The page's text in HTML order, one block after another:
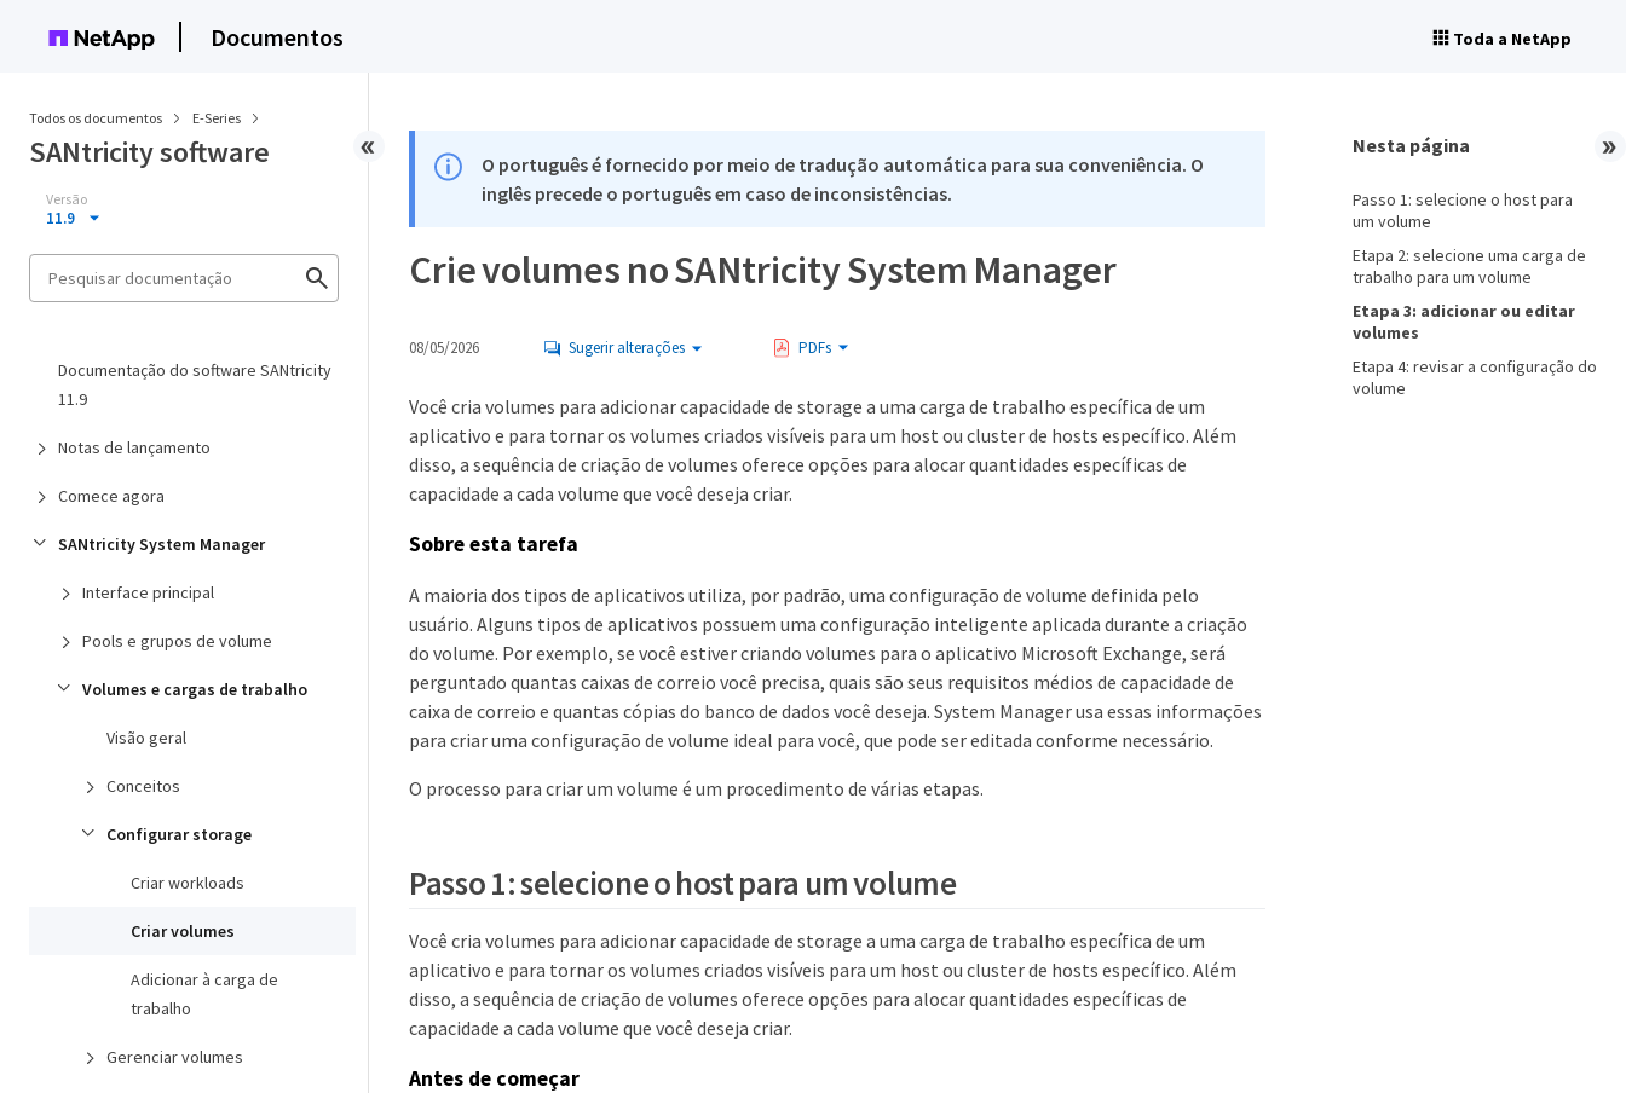
Documentos Toda a NetApp
Todos os documentos E-Series
SANtricity software
Versão
11.9
Documentação do software SANtricity
11.9
Notas de lançamento
Comece agora
SANtricity System Manager
Interface principal
Pools e grupos de volume
Volumes e cargas de trabalho
Visão geral
Conceitos
Configurar storage
Criar workloads
Criar volumes
Adicionar à carga de
trabalho
Gerenciar volumes
O português é fornecido por meio de tradução automática para sua conveniência. O
inglês precede o português em caso de inconsistências.
Crie volumes no SANtricity System Manager
08/05/2026 Sugerir alterações PDFs
Você cria volumes para adicionar capacidade de storage a uma carga de trabalho específica de um
aplicativo e para tornar os volumes criados visíveis para um host ou cluster de hosts específico. Além
disso, a sequência de criação de volumes oferece opções para alocar quantidades específicas de
capacidade a cada volume que você deseja criar.
Sobre esta tarefa
A maioria dos tipos de aplicativos utiliza, por padrão, uma configuração de volume definida pelo
usuário. Alguns tipos de aplicativos possuem uma configuração inteligente aplicada durante a criação
do volume. Por exemplo, se você estiver criando volumes para o aplicativo Microsoft Exchange, será
perguntado quantas caixas de correio você precisa, quais são seus requisitos médios de capacidade de
caixa de correio e quantas cópias do banco de dados você deseja. System Manager usa essas informações
para criar uma configuração de volume ideal para você, que pode ser editada conforme necessário.
O processo para criar um volume é um procedimento de várias etapas.
Passo 1: selecione o host para um volume
Você cria volumes para adicionar capacidade de storage a uma carga de trabalho específica de um
aplicativo e para tornar os volumes criados visíveis para um host ou cluster de hosts específico. Além
disso, a sequência de criação de volumes oferece opções para alocar quantidades específicas de
capacidade a cada volume que você deseja criar.
Antes de começar
Nesta página
Passo 1: selecione o host para
um volume
Etapa 2: selecione uma carga de
trabalho para um volume
Etapa 3: adicionar ou editar
volumes
Etapa 4: revisar a configuração do
volume